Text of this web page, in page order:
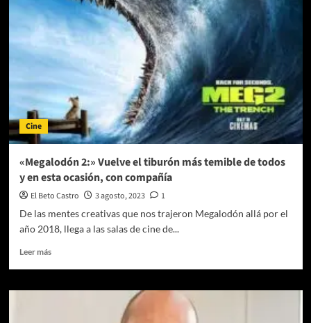
(Reseña)
Cine
«Megalodón 2:» Vuelve el tiburón más temible de todos
y en esta ocasión, con compañía
El Beto Castro 3 agosto, 2023
1
De las mentes creativas que nos trajeron Megalodón allá por el
año 2018, llega a las salas de cine de...
Leer másLeer
«Megalodón